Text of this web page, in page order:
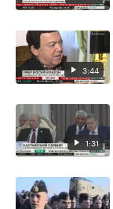
3:44
1:31